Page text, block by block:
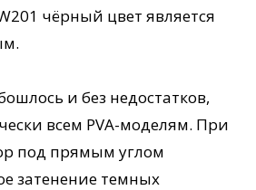
чёрный цвет является
и без недостатков,
всем PVA-моделям. При
под прямым углом
затенение темных